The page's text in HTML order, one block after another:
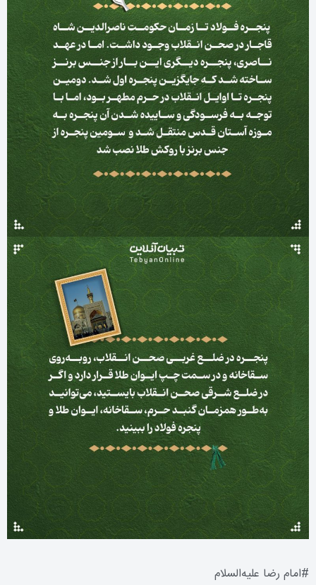
#امام رضا عليه‌السلام